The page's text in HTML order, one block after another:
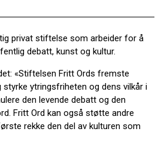
privat stiftelse som arbeider for å
debatt, kunst og kultur.
«Stiftelsen Fritt Ords fremste
ytringsfriheten og dens vilkår i
den levende debatt og den
Fritt Ord kan også støtte andre
rekke den del av kulturen som